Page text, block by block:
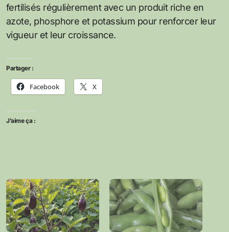
fertilisés régulièrement avec un produit riche en
azote, phosphore et potassium pour renforcer leur
vigueur et leur croissance.
Partager :
Facebook X
J’aime ça :